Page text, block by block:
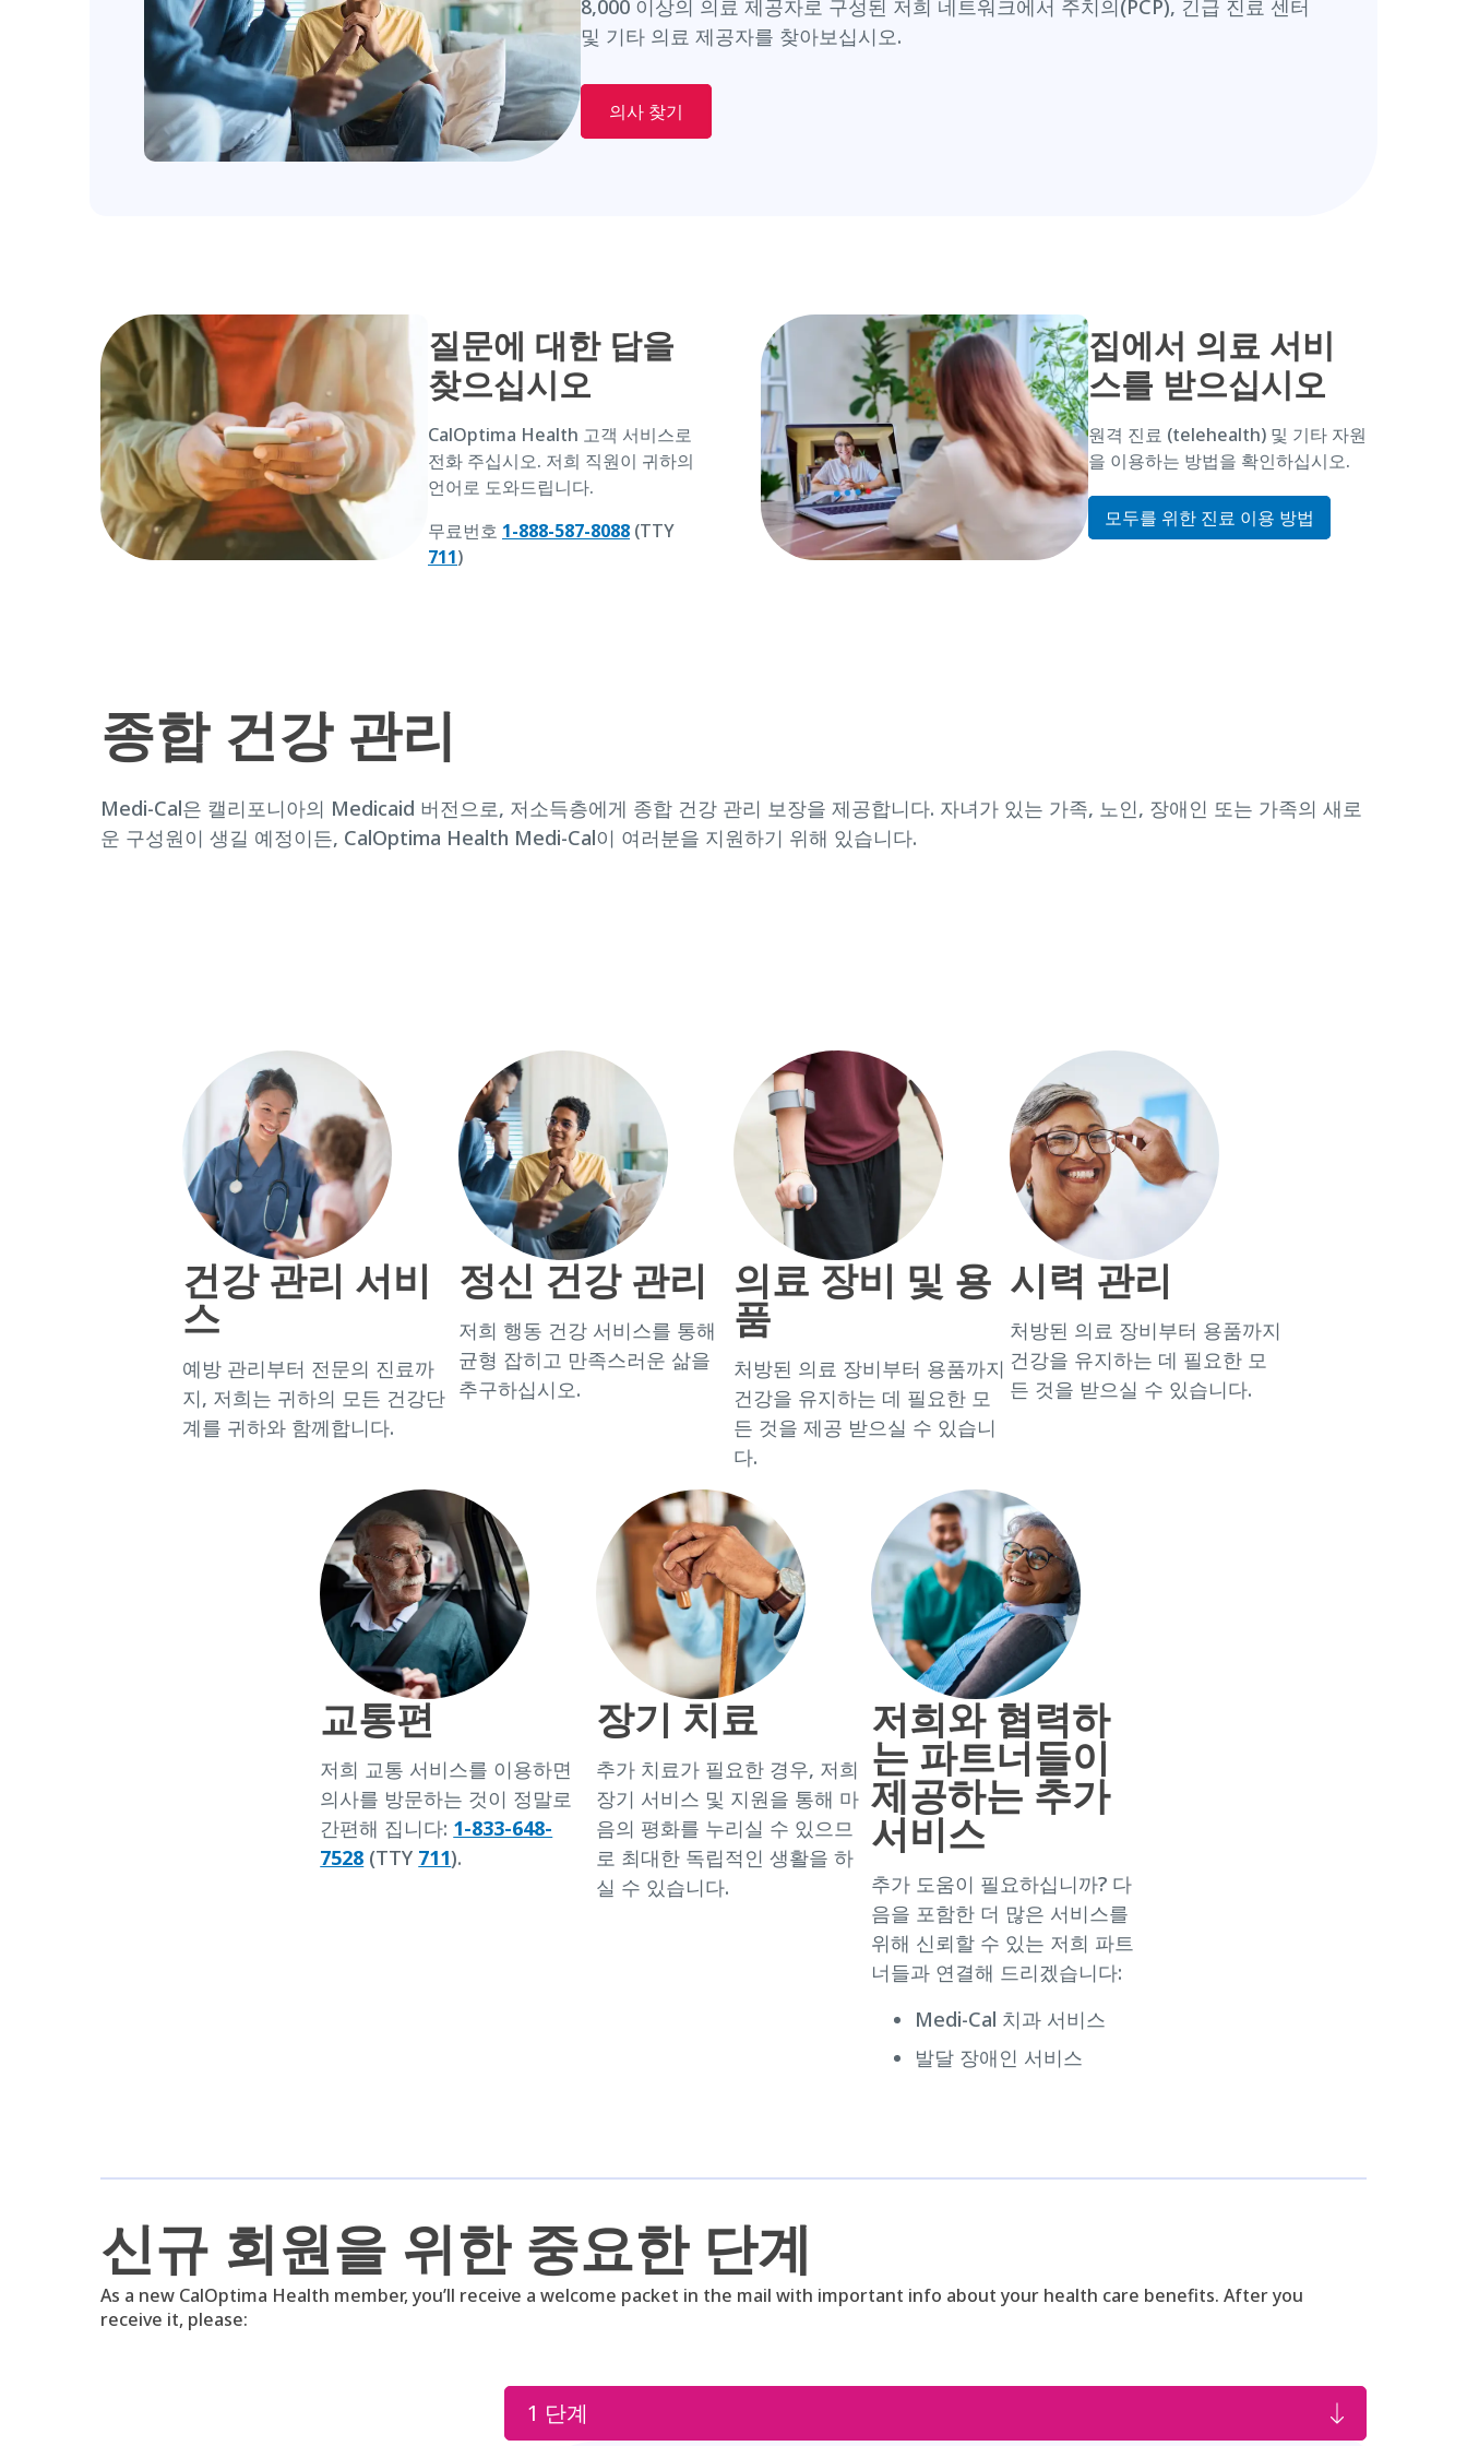
8,000 이상의 의료 제공자로 구성된 저희 네트워크에서 주치의(PCP), 긴급 진료 센터
및 기타 의료 제공자를 찾아보십시오.
의사 찾기
질문에 대한 답을
찾으십시오
CalOptima Health 고객 서비스로
전화 주십시오. 저희 직원이 귀하의 ‌
언어로 ‌도와드립니다.
무료번호 1-888-587-8088 (TTY
711)
집에서 의료 서비
스를 받으십시오
원격 진료 (telehealth) 및 기타 자원
을 이용하는 방법을 확인하십시오.
모두를 위한 진료 이용 방법
종합 건강 관리
Medi-Cal은 캘리포니아의 Medicaid 버전으로, 저소득층에게 종합 건강 관리 보장을 제공합니다. 자녀가 있는 가족, 노인, 장애인 또는 가족의 새로
운 구성원이 생길 예정이든, CalOptima Health Medi-Cal이 여러분을 지원하기 위해 있습니다.
건강 관리 서비
스
예방 관리부터 전문의 진료까
지, 저희는 귀하의 모든 건강단
계를 귀하와 함께합니다.
정신 건강 관리
저희 행동 건강 서비스를 통해
균형 잡히고 만족스러운 삶을
추구하십시오.
의료 장비 및 용
품
처방된 의료 장비부터 용품까지
건강을 유지하는 데 필요한 모
든 것을 제공 받으실 수 있습니
다.
시력 관리
처방된 의료 장비부터 용품까지
건강을 유지하는 데 필요한 모
든 것을 받으실 수 있습니다.
교통편
저희 교통 서비스를 이용하면
의사를 방문하는 것이 정말로
간편해 집니다: 1-833-648-
7528 (TTY 711).
장기 치료
추가 치료가 필요한 경우, 저희
장기 서비스 및 지원을 통해 마
음의 평화를 누리실 수 있으므
로 최대한 독립적인 생활을 하
실 수 있습니다.
저희와 협력하
는 파트너들이
제공하는 추가
서비스
추가 도움이 필요하십니까? 다
음을 포함한 더 많은 서비스를
위해 신뢰할 수 있는 저희 파트
너들과 연결해 드리겠습니다:
Medi-Cal 치과 서비스
발달 장애인 서비스
신규 회원을 위한 중요한 단계
As a new CalOptima Health member, you’ll receive a welcome packet in the mail with important info about your health care benefits. After you
receive it, please:
1 단계